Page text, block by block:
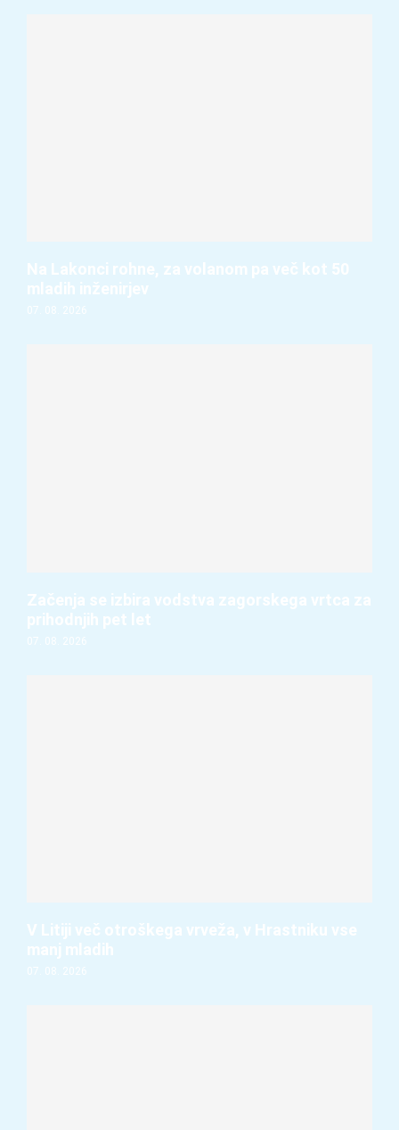
Na Lakonci rohne, za volanom pa več kot 50
mladih inženirjev
07. 08. 2026
Začenja se izbira vodstva zagorskega vrtca za
prihodnjih pet let
07. 08. 2026
V Litiji več otroškega vrveža, v Hrastniku vse
manj mladih
07. 08. 2026